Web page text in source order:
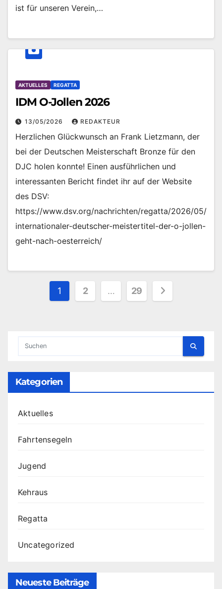
ist für unseren Verein,…
AKTUELLES REGATTA
IDM O-Jollen 2026
13/05/2026 REDAKTEUR
Herzlichen Glückwunsch an Frank Lietzmann, der
bei der Deutschen Meisterschaft Bronze für den
DJC holen konnte! Einen ausführlichen und
interessanten Bericht findet ihr auf der Website
des DSV:
https://www.dsv.org/nachrichten/regatta/2026/05/
internationaler-deutscher-meistertitel-der-o-jollen-
geht-nach-oesterreich/
Seitennummerierung
1 2 … 29
Kategorien
Aktuelles
Fahrtensegeln
Jugend
Kehraus
Regatta
Uncategorized
Neueste Beiträge